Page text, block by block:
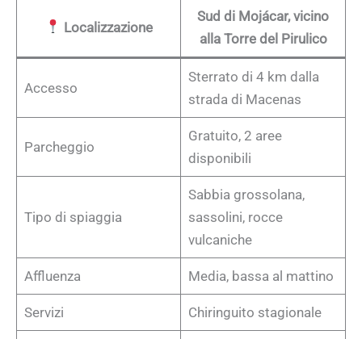
Localizzazione
Sud di Mojácar, vicino
alla Torre del Pirulico
Accesso
Sterrato di 4 km dalla
strada di Macenas
Parcheggio
Gratuito, 2 aree
disponibili
Tipo di spiaggia
Sabbia grossolana,
sassolini, rocce
vulcaniche
Affluenza Media, bassa al mattino
Servizi Chiringuito stagionale